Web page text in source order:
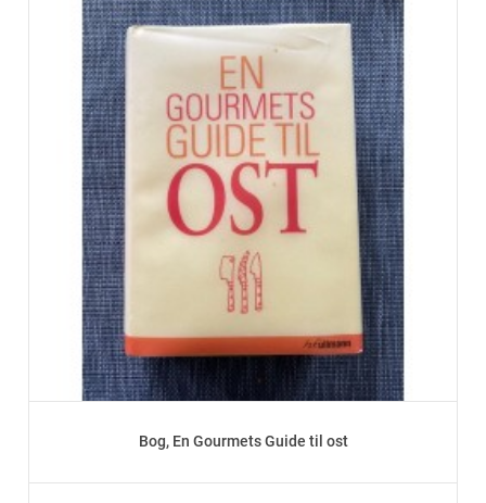
Bog, En Gourmets Guide til ost